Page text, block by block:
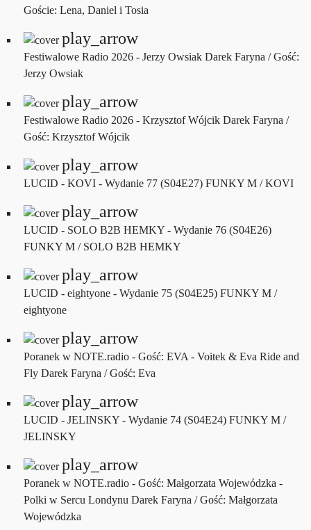
Goście: Lena, Daniel i Tosia
play_arrow
Festiwalowe Radio 2026 - Jerzy Owsiak Darek Faryna / Gość:
Jerzy Owsiak
play_arrow
Festiwalowe Radio 2026 - Krzysztof Wójcik Darek Faryna /
Gość: Krzysztof Wójcik
play_arrow
LUCID - KOVI - Wydanie 77 (S04E27) FUNKY M / KOVI
play_arrow
LUCID - SOLO B2B HEMKY - Wydanie 76 (S04E26)
FUNKY M / SOLO B2B HEMKY
play_arrow
LUCID - eightyone - Wydanie 75 (S04E25) FUNKY M /
eightyone
play_arrow
Poranek w NOTE.radio - Gość: EVA - Voitek & Eva Ride and
Fly Darek Faryna / Gość: Eva
play_arrow
LUCID - JELINSKY - Wydanie 74 (S04E24) FUNKY M /
JELINSKY
play_arrow
Poranek w NOTE.radio - Gość: Małgorzata Wojewódzka -
Polki w Sercu Londynu Darek Faryna / Gość: Małgorzata
Wojewódzka